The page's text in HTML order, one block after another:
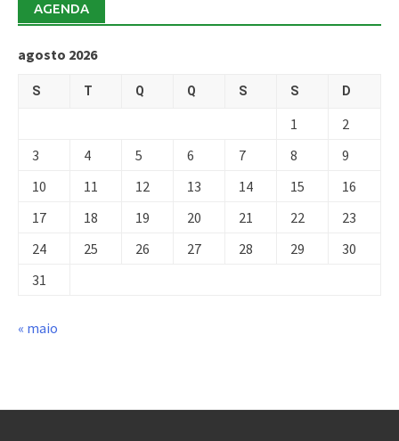
AGENDA
agosto 2026
S T Q Q S S D
1
2
3
4 5 6 7 8
9
10
11 12 13 14 15
16
17
18 19 20 21 22
23
24
25 26 27 28 29
30
31
« maio